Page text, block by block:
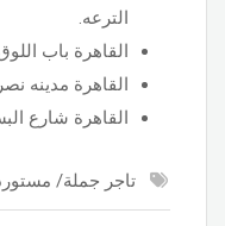
الترعه.
القاهرة باب اللوق 29 شارع هدي
القاهرة مدينه نصر 75 مصطفي النحاس.
القاهرة شارع
تاجر جملة/